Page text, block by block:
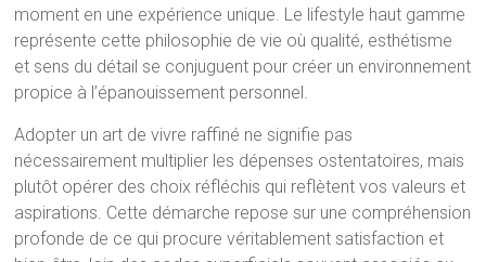
moment en une expérience unique. Le lifestyle haut gamme
représente cette philosophie de vie où qualité, esthétisme
et sens du détail se conjuguent pour créer un environnement
propice à l’épanouissement personnel.
Adopter un art de vivre raffiné ne signifie pas
nécessairement multiplier les dépenses ostentatoires, mais
plutôt opérer des choix réfléchis qui reflètent vos valeurs et
aspirations. Cette démarche repose sur une compréhension
profonde de ce qui procure véritablement satisfaction et